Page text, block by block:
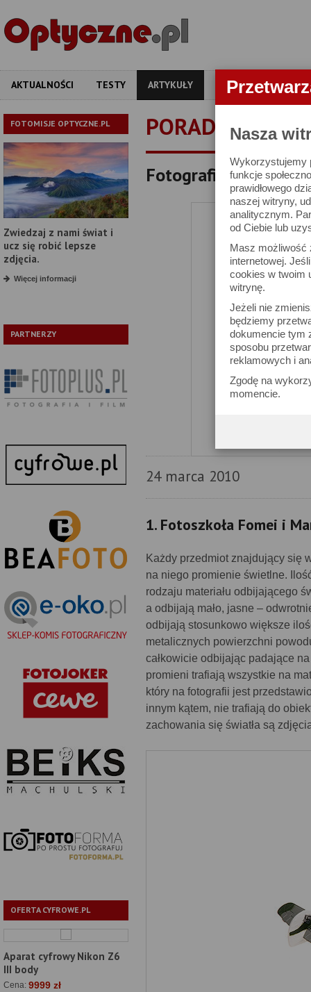
Nasza
Wykorzystujemy
funkcje
prawidłowego
naszej witryny,
analitycznym.
od Ciebie lub
Masz możliwość
internetowej.
cookies w twoim
witrynę.
Jeżeli nie
będziemy
dokumencie tym
sposobu
reklamowych i
Zgodę na
momencie.
AKTUALNOŚCI TESTY ARTYKUŁY APARATY
FOTOMISJE OPTYCZNE.PL
Zwiedzaj z nami świat i
ucz się robić lepsze
zdjęcia.
Więcej informacji
PARTNERZY
OFERTA CYFROWE.PL
Aparat cyfrowy Nikon Z6
III body
Cena: 9999 zł
PORADNIKI
Fotografia
24 marca 2010
1. Fotoszkoła Fomei i
Każdy przedmiot znajdujący się
na niego promienie świetlne.
rodzaju materiału odbijającego
a odbijają mało, jasne –
odbijają stosunkowo większe
metalicznych powierzchni
całkowicie odbijając padające
promieni trafiają wszystkie na
który na fotografii jest
innym kątem, nie trafiają do
zachowania się światła są